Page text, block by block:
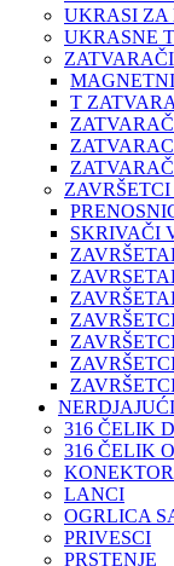
UKRASI ZA
UKRASNE
ZATVARAČI
T
SKRIVAČI
316 ČELIK
316 ČELIK
LANCI
OGRLICA
PRIVESCI
PRSTENJE